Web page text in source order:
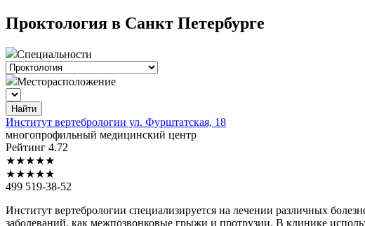
Проктология в Санкт Петербурге
Специальности
Месторасположение
Найти
Институт вертебрологии ул. Фурштатская, 18
многопрофильный медицинский центр
Рейтинг 4.72
★★★★★
★★★★★
499 519-38-52
Институт вертебрологии специализируется на лечении различных
заболеваний, как межпозвонковые грыжи и протрузии. В клинике